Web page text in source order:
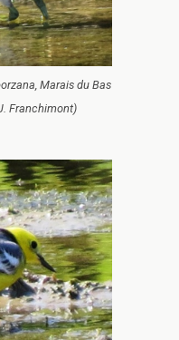
Marais du Bas
Franchimont)